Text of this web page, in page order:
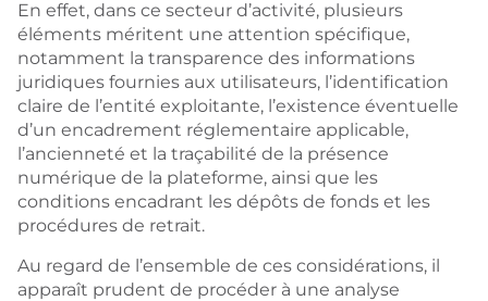
En effet, dans ce secteur d’activité, plusieurs
éléments méritent une attention spécifique,
notamment la transparence des informations
juridiques fournies aux utilisateurs, l’identification
claire de l’entité exploitante, l’existence éventuelle
d’un encadrement réglementaire applicable,
l’ancienneté et la traçabilité de la présence
numérique de la plateforme, ainsi que les
conditions encadrant les dépôts de fonds et les
procédures de retrait.
Au regard de l’ensemble de ces considérations, il
apparaît prudent de procéder à une analyse